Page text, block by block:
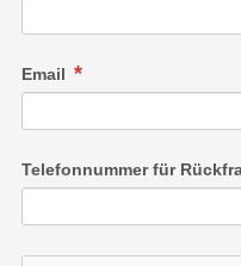
Email
Telefonnummer für